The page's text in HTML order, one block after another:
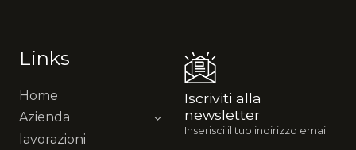
Links
Home
Azienda
lavorazioni
Iscriviti alla
newsletter
Inserisci il tuo indirizzo email